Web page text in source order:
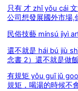
只有 才 zhǐ yǒu cái
公司想發展國外市場,
民俗技藝 mínsú jìyì
還不就是 hái bú jiù
念書 2）還不就是做
有規矩 yǒu guī jǔ
規矩，喝湯的時候不